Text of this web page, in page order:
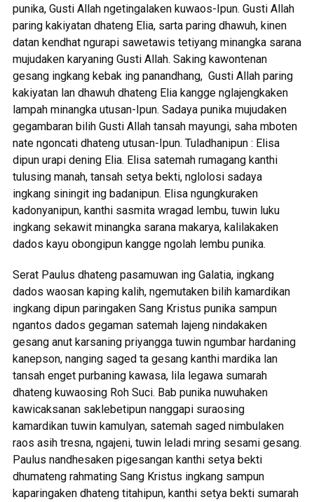
punika, Gusti Allah ngetingalaken kuwaos-Ipun. Gusti Allah
paring kakiyatan dhateng Elia, sarta paring dhawuh, kinen
datan kendhat ngurapi sawetawis tetiyang minangka sarana
mujudaken karyaning Gusti Allah. Saking kawontenan
gesang ingkang kebak ing panandhang, Gusti Allah paring
kakiyatan lan dhawuh dhateng Elia kangge nglajengkaken
lampah minangka utusan-Ipun. Sadaya punika mujudaken
gegambaran bilih Gusti Allah tansah mayungi, saha mboten
nate ngoncati dhateng utusan-Ipun. Tuladhanipun : Elisa
dipun urapi dening Elia. Elisa satemah rumagang kanthi
tulusing manah, tansah setya bekti, nglolosi sadaya
ingkang siningit ing badanipun. Elisa ngungkuraken
kadonyanipun, kanthi sasmita wragad lembu, tuwin luku
ingkang sekawit minangka sarana makarya, kalilakaken
dados kayu obongipun kangge ngolah lembu punika.
Serat Paulus dhateng pasamuwan ing Galatia, ingkang
dados waosan kaping kalih, ngemutaken bilih kamardikan
ingkang dipun paringaken Sang Kristus punika sampun
ngantos dados gegaman satemah lajeng nindakaken
gesang anut karsaning priyangga tuwin ngumbar hardaning
kanepson, nanging saged ta gesang kanthi mardika lan
tansah enget purbaning kawasa, lila legawa sumarah
dhateng kuwaosing Roh Suci. Bab punika nuwuhaken
kawicaksanan saklebetipun nanggapi suraosing
kamardikan tuwin kamulyan, satemah saged nimbulaken
raos asih tresna, ngajeni, tuwin leladi mring sesami gesang.
Paulus nandhesaken pigesangan kanthi setya bekti
dhumateng rahmating Sang Kristus ingkang sampun
kaparingaken dhateng titahipun, kanthi setya bekti sumarah